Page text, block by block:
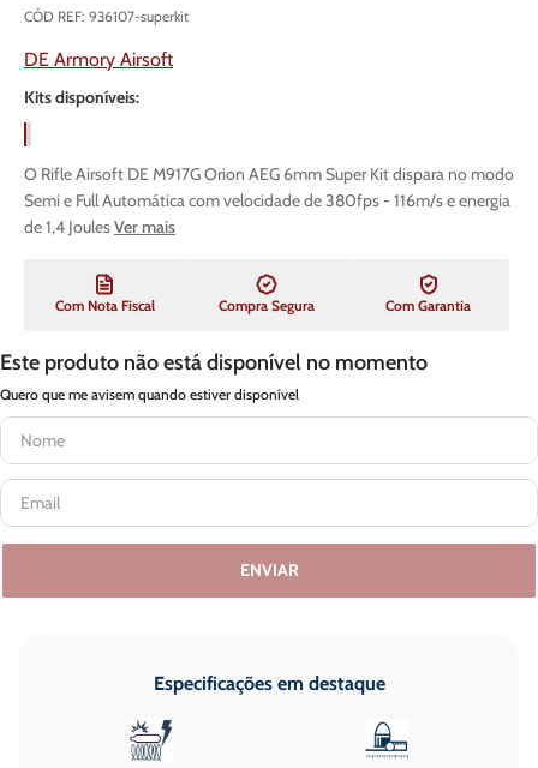
CÓD REF: 936107-superkit
DE Armory Airsoft
Kits disponíveis:
O Rifle Airsoft DE M917G Orion AEG 6mm Super Kit dispara no modo
Semi e Full Automática com velocidade de 380fps - 116m/s e energia
de 1,4 JoulesVer mais
Com Nota Fiscal Compra Segura Com Garantia
Este produto não está disponível no momento
Quero que me avisem quando estiver disponível
ENVIAR
Especificações em destaque